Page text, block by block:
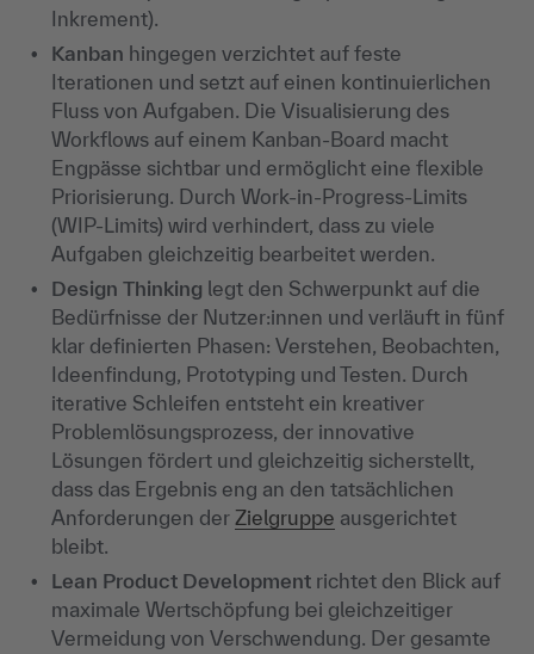
Inkrement).
Kanban hingegen verzichtet auf feste
Iterationen und setzt auf einen kontinuierlichen
Fluss von Aufgaben. Die Visualisierung des
Workflows auf einem Kanban-Board macht
Engpässe sichtbar und ermöglicht eine flexible
Priorisierung. Durch Work-in-Progress-Limits
(WIP-Limits) wird verhindert, dass zu viele
Aufgaben gleichzeitig bearbeitet werden.
Design Thinking legt den Schwerpunkt auf die
Bedürfnisse der Nutzer:innen und verläuft in fünf
klar definierten Phasen: Verstehen, Beobachten,
Ideenfindung, Prototyping und Testen. Durch
iterative Schleifen entsteht ein kreativer
Problemlösungsprozess, der innovative
Lösungen fördert und gleichzeitig sicherstellt,
dass das Ergebnis eng an den tatsächlichen
Anforderungen der Zielgruppe ausgerichtet
bleibt.
Lean Product Development richtet den Blick auf
maximale Wertschöpfung bei gleichzeitiger
Vermeidung von Verschwendung. Der gesamte